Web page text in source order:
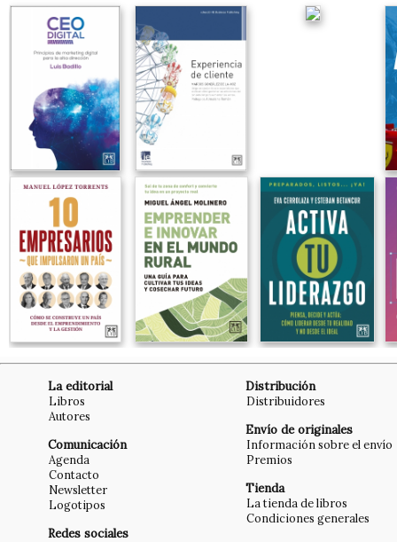
La editorial
Libros
Autores
Comunicación
Agenda
Contacto
Newsletter
Logotipos
Redes sociales
Distribución
Distribuidores
Envío de originales
Información sobre el envío
Premios
Tienda
La tienda de libros
Condiciones generales